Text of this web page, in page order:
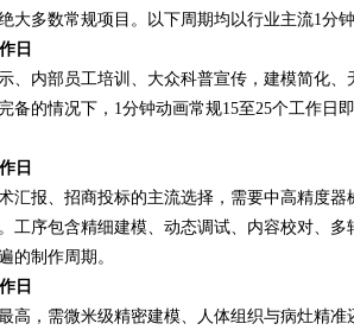
大多数常规项目。以下周期均以行业主流1分
日
、内部员工培训、大众科普宣传，建模简化
备的情况下，1分钟动画常规15至25个工作日
日
汇报、招商投标的主流选择，需要中高精度
工序包含精细建模、动态调试、内容校对、
的制作周期。
日
高，需微米级精密建模、人体组织与病灶精